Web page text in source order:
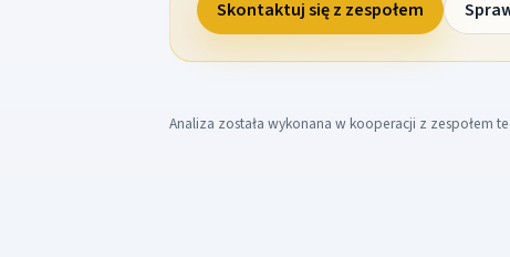
Skontaktuj się z zespołem
Analiza została wykonana w kooperacji z zespołem